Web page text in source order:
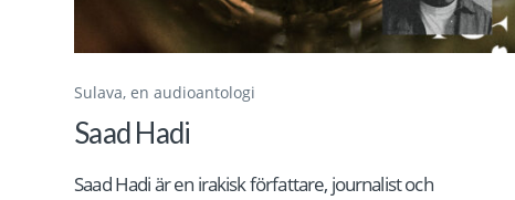
Sulava, en audioantologi
Saad Hadi
Saad Hadi är en irakisk författare, journalist och